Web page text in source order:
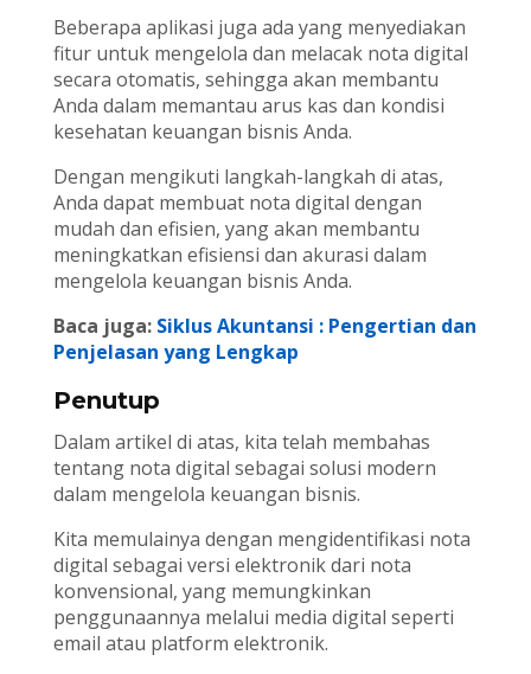
Beberapa aplikasi juga ada yang menyediakan
fitur untuk mengelola dan melacak nota digital
secara otomatis, sehingga akan membantu
Anda dalam memantau arus kas dan kondisi
kesehatan keuangan bisnis Anda.
Dengan mengikuti langkah-langkah di atas,
Anda dapat membuat nota digital dengan
mudah dan efisien, yang akan membantu
meningkatkan efisiensi dan akurasi dalam
mengelola keuangan bisnis Anda.
Baca juga: Siklus Akuntansi : Pengertian dan
Penjelasan yang Lengkap
Penutup
Dalam artikel di atas, kita telah membahas
tentang nota digital sebagai solusi modern
dalam mengelola keuangan bisnis.
Kita memulainya dengan mengidentifikasi nota
digital sebagai versi elektronik dari nota
konvensional, yang memungkinkan
penggunaannya melalui media digital seperti
email atau platform elektronik.